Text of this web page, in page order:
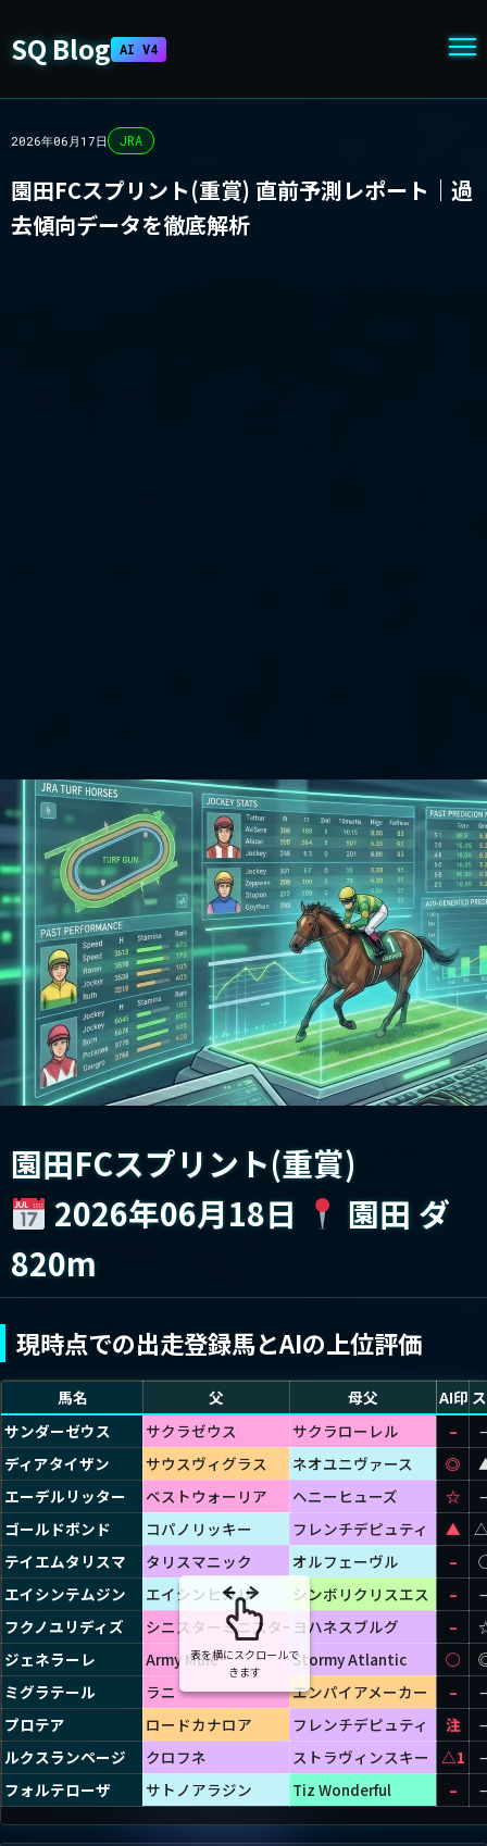
SQ Blog AI V4
2026年06月17日 JRA
園田FCスプリント(重賞) 直前予測レポート｜過
去傾向データを徹底解析
園田FCスプリント(重賞)
2026年06月18日
園田 ダ
820m
現時点での出走登録馬とAIの上位評価
馬名 父 母父 前走
AI印
サンダーゼウス
サクラゼウス サクラローレル ショ
–
ディアタイザン
サウスヴィグラス ネオユニヴァース さつ
◎
エーデルリッター
ベストウォーリア ヘニーヒューズ 薫風
☆
ゴールドボンド
コパノリッキー フレンチデピュティ さつ
▲
テイエムタリスマ
タリスマニック オルフェーヴル 佐賀
–
エイシンテムジン
エイシンヒカリ シンボリクリスエス さつ
–
フクノユリディズ
シニスターミニスターヨハネスブルグ 飛山
–
ジェネラーレ
Army Mule Stormy Atlantic さつ
◯
ミグラテール
ラニ エンパイアメーカー 向暑
–
プロテア
ロードカナロア フレンチデピュティ 新荘
注
ルクスランページ
クロフネ ストラヴィンスキー さつき
△1
フォルテローザ
サトノアラジン Tiz Wonderful 烏帽
–
表を横にスクロールで
きます